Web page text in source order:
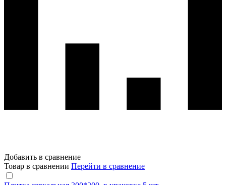
Добавить в сравнение
Товар в сравнении Перейти в сравнение